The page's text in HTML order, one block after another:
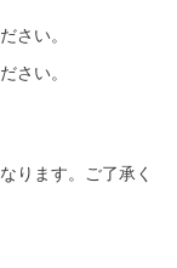
さい。
さい。
ります。ご了承く